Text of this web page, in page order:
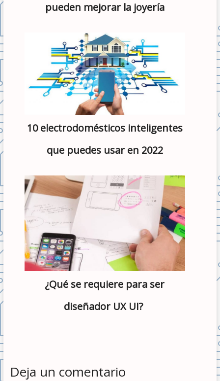
pueden mejorar la joyería
10 electrodomésticos inteligentes
que puedes usar en 2022
¿Qué se requiere para ser
diseñador UX UI?
Deja un comentario